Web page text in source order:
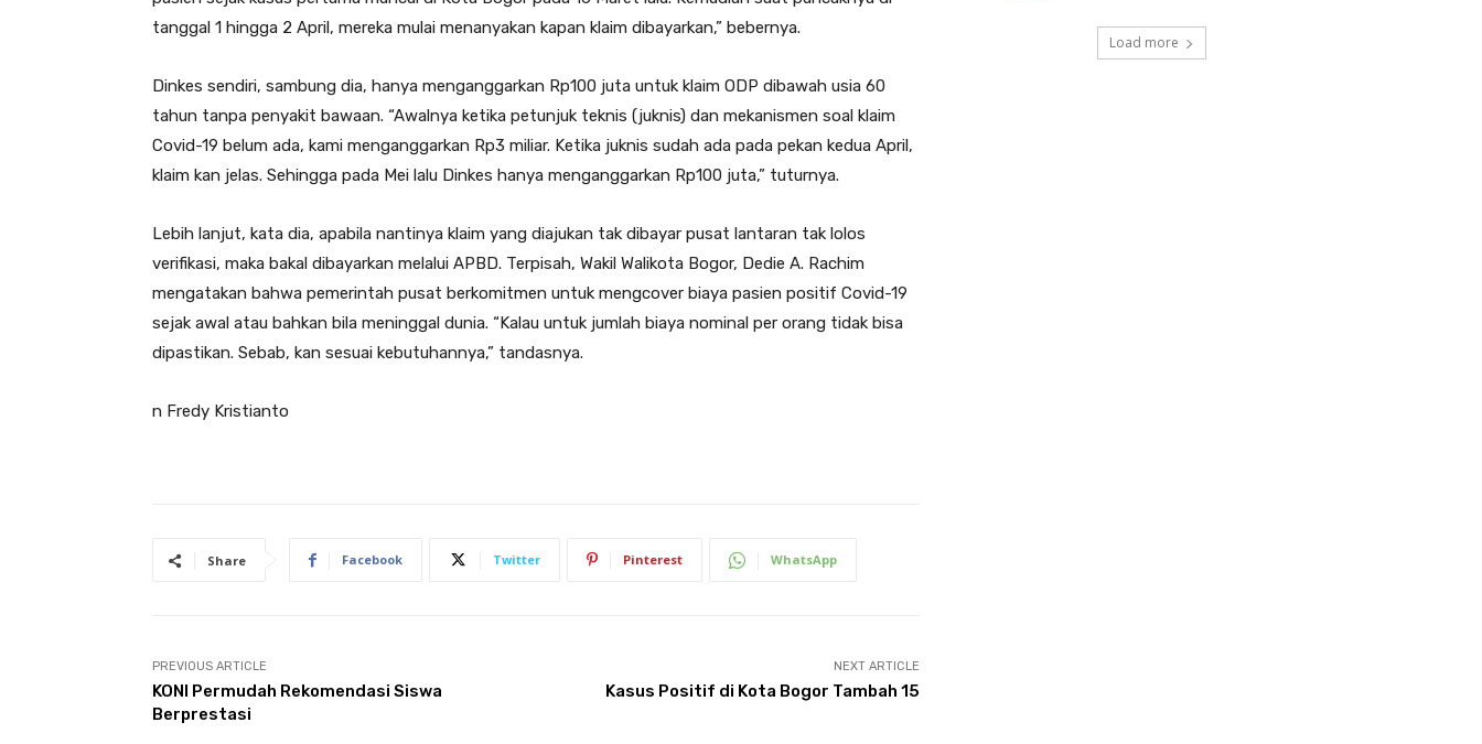
tanggal 1 hingga 2 April, mereka mulai menanyakan kapan klaim dibayarkan,” bebernya.
Dinkes sendiri, sambung dia, hanya menganggarkan Rp100 juta untuk klaim ODP dibawah usia 60
tahun tanpa penyakit bawaan. “Awalnya ketika petunjuk teknis (juknis) dan mekanismen soal klaim
Covid-19 belum ada, kami menganggarkan Rp3 miliar. Ketika juknis sudah ada pada pekan kedua April,
klaim kan jelas. Sehingga pada Mei lalu Dinkes hanya menganggarkan Rp100 juta,” tuturnya.
Lebih lanjut, kata dia, apabila nantinya klaim yang diajukan tak dibayar pusat lantaran tak lolos
verifikasi, maka bakal dibayarkan melalui APBD. Terpisah, Wakil Walikota Bogor, Dedie A. Rachim
mengatakan bahwa pemerintah pusat berkomitmen untuk mengcover biaya pasien positif Covid-19
sejak awal atau bahkan bila meninggal dunia. “Kalau untuk jumlah biaya nominal per orang tidak bisa
dipastikan. Sebab, kan sesuai kebutuhannya,” tandasnya.
n Fredy Kristianto
Share Facebook Twitter Pinterest WhatsApp
PREVIOUS ARTICLE
KONI Permudah Rekomendasi Siswa
Berprestasi
NEXT ARTICLE
Kasus Positif di Kota Bogor Tambah 15
Load more